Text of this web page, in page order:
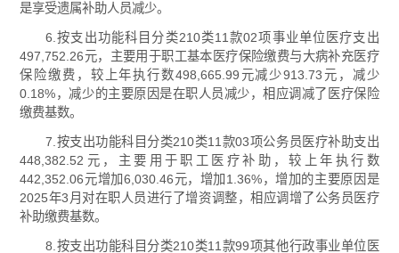
是享受遗属补助人员减少。
6.按支出功能科目分类210类11款02项事业单位医疗支出
497,752.26元，主要用于职工基本医疗保险缴费与大病补充医疗
保险缴费，较上年执行数498,665.99元减少913.73元，减少
0.18%，减少的主要原因是在职人员减少，相应调减了医疗保险
缴费基数。
7.按支出功能科目分类210类11款03项公务员医疗补助支出
448,382.52元，主要用于职工医疗补助，较上年执行数
442,352.06元增加6,030.46元，增加1.36%，增加的主要原因是
2025年3月对在职人员进行了增资调整，相应调增了公务员医疗
补助缴费基数。
8.按支出功能科目分类210类11款99项其他行政事业单位医